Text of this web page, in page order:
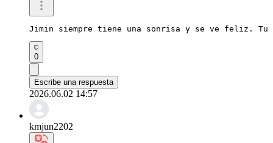
Jimin siempre tiene una sonrisa y se ve feliz.
0
Escribe una respuesta
2026.06.02 14:57
kmjun2202